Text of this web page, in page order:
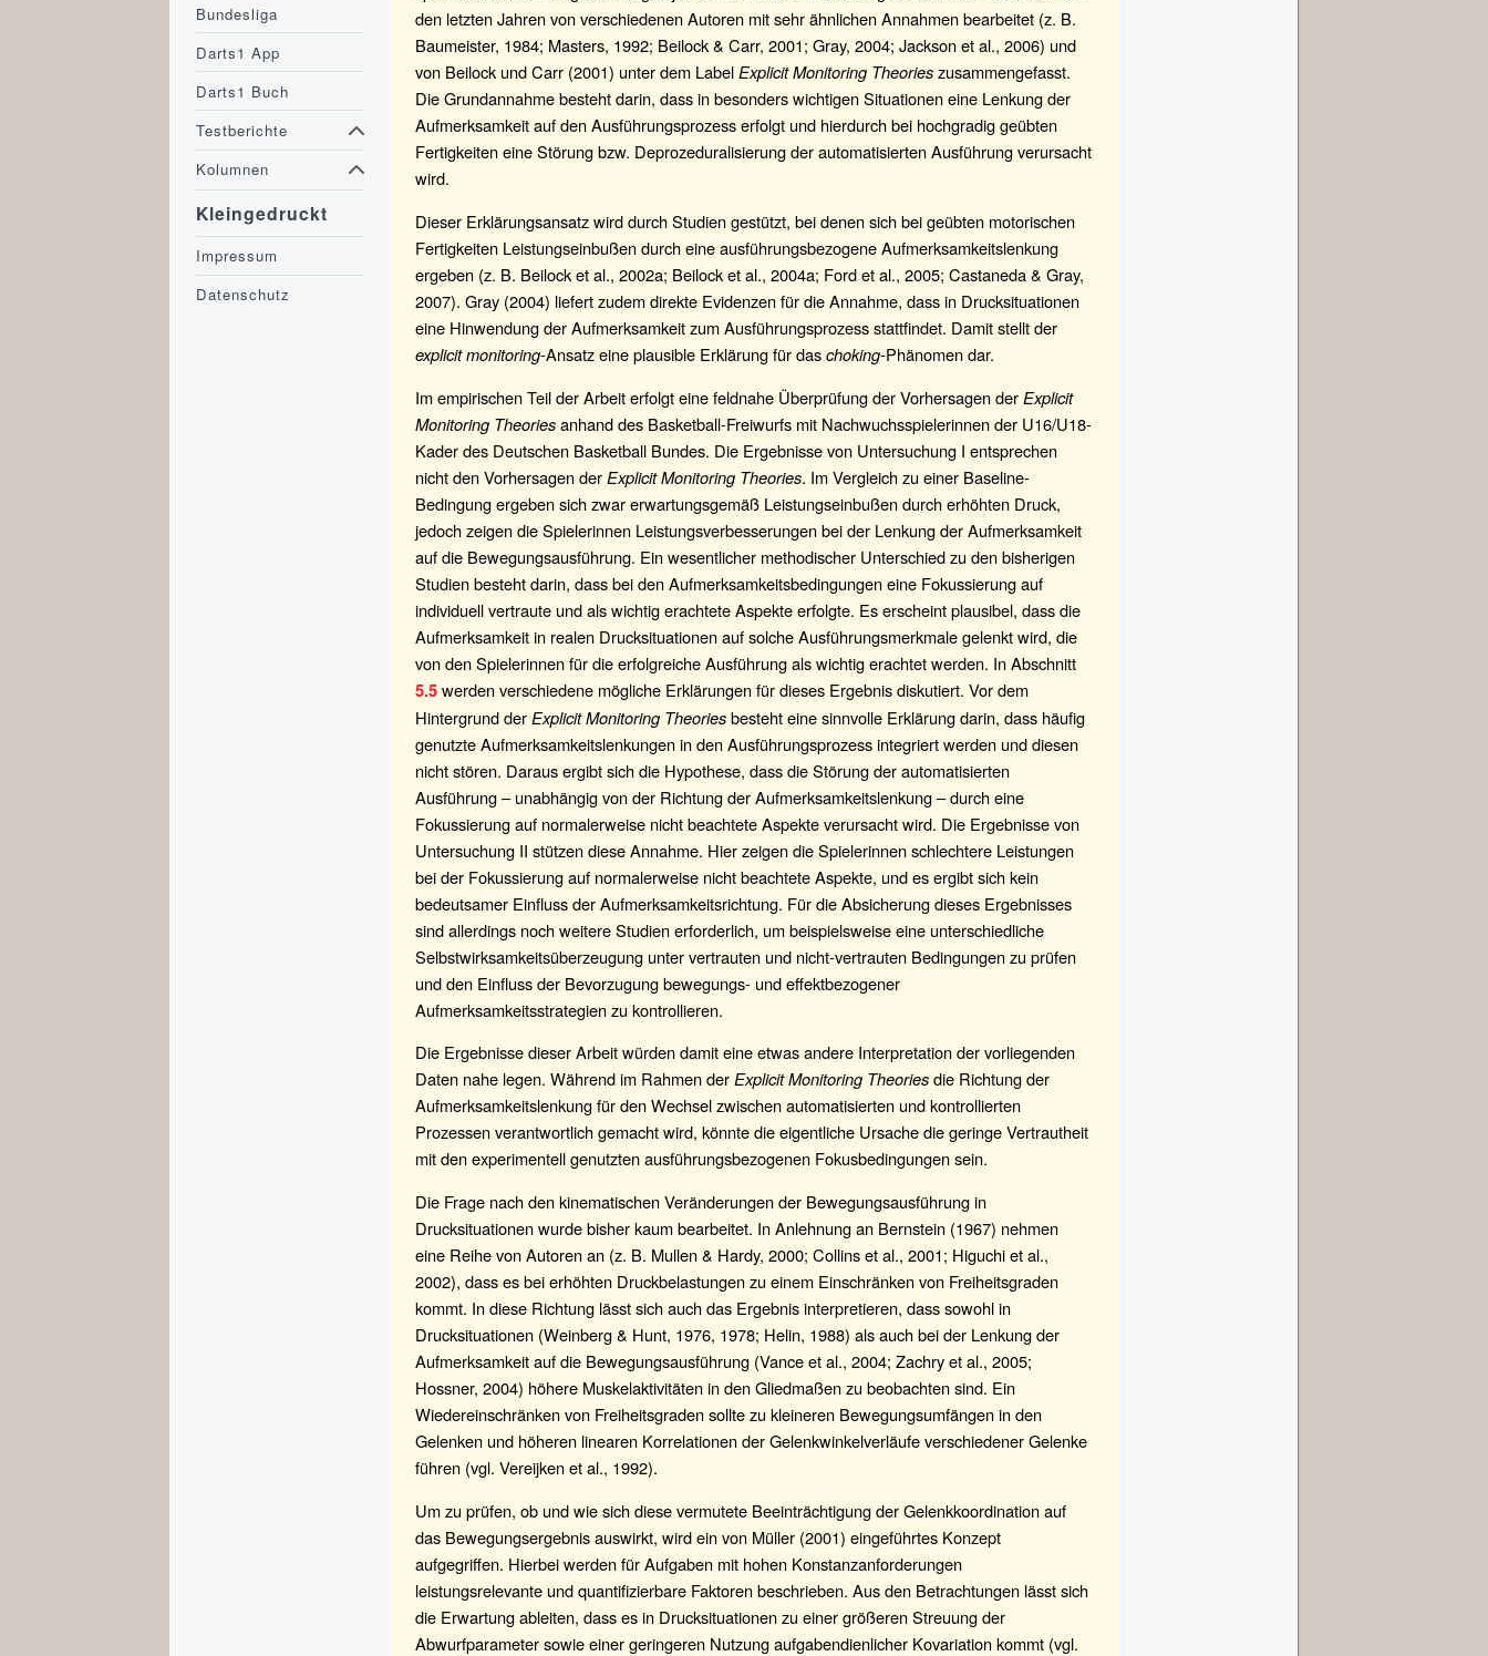
den letzten Jahren von verschiedenen Autoren mit sehr ähnlichen Annahmen bearbeitet (z. B.
Baumeister, 1984; Masters, 1992; Beilock & Carr, 2001; Gray, 2004; Jackson et al., 2006) und
von Beilock und Carr (2001) unter dem LabelExplicit Monitoring Theorieszusammengefasst.
Die Grundannahme besteht darin, dass in besonders wichtigen Situationen eine Lenkung der
Aufmerksamkeit auf den Ausführungsprozess erfolgt und hierdurch bei hochgradig geübten
Fertigkeiten eine Störung bzw. Deprozeduralisierung der automatisierten Ausführung verursacht
wird.
Dieser Erklärungsansatz wird durch Studien gestützt, bei denen sich bei geübten motorischen
Fertigkeiten Leistungseinbußen durch eine ausführungsbezogene Aufmerksamkeitslenkung
ergeben (z. B. Beilock et al., 2002a; Beilock et al., 2004a; Ford et al., 2005; Castaneda & Gray,
2007). Gray (2004) liefert zudem direkte Evidenzen für die Annahme, dass in Drucksituationen
eine Hinwendung der Aufmerksamkeit zum Ausführungsprozess stattfindet. Damit stellt der
explicit monitoring-Ansatz eine plausible Erklärung für daschoking-Phänomen dar.
Im empirischen Teil der Arbeit erfolgt eine feldnahe Überprüfung der Vorhersagen derExplicit
Monitoring Theoriesanhand des Basketball-Freiwurfs mit Nachwuchsspielerinnen der U16/U18-
Kader des Deutschen Basketball Bundes. Die Ergebnisse von Untersuchung I entsprechen
nicht den Vorhersagen derExplicit Monitoring Theories. Im Vergleich zu einer Baseline-
Bedingung ergeben sich zwar erwartungsgemäß Leistungseinbußen durch erhöhten Druck,
jedoch zeigen die Spielerinnen Leistungsverbesserungen bei der Lenkung der Aufmerksamkeit
auf die Bewegungsausführung. Ein wesentlicher methodischer Unterschied zu den bisherigen
Studien besteht darin, dass bei den Aufmerksamkeitsbedingungen eine Fokussierung auf
individuell vertraute und als wichtig erachtete Aspekte erfolgte. Es erscheint plausibel, dass die
Aufmerksamkeit in realen Drucksituationen auf solche Ausführungsmerkmale gelenkt wird, die
von den Spielerinnen für die erfolgreiche Ausführung als wichtig erachtet werden. In Abschnitt
5.5werden verschiedene mögliche Erklärungen für dieses Ergebnis diskutiert. Vor dem
Hintergrund derExplicit Monitoring Theoriesbesteht eine sinnvolle Erklärung darin, dass häufig
genutzte Aufmerksamkeitslenkungen in den Ausführungsprozess integriert werden und diesen
nicht stören. Daraus ergibt sich die Hypothese, dass die Störung der automatisierten
Ausführung – unabhängig von der Richtung der Aufmerksamkeitslenkung – durch eine
Fokussierung auf normalerweise nicht beachtete Aspekte verursacht wird. Die Ergebnisse von
Untersuchung II stützen diese Annahme. Hier zeigen die Spielerinnen schlechtere Leistungen
bei der Fokussierung auf normalerweise nicht beachtete Aspekte, und es ergibt sich kein
bedeutsamer Einfluss der Aufmerksamkeitsrichtung. Für die Absicherung dieses Ergebnisses
sind allerdings noch weitere Studien erforderlich, um beispielsweise eine unterschiedliche
Selbstwirksamkeitsüberzeugung unter vertrauten und nicht-vertrauten Bedingungen zu prüfen
und den Einfluss der Bevorzugung bewegungs- und effektbezogener
Aufmerksamkeitsstrategien zu kontrollieren.
Die Ergebnisse dieser Arbeit würden damit eine etwas andere Interpretation der vorliegenden
Daten nahe legen. Während im Rahmen derExplicit Monitoring Theoriesdie Richtung der
Aufmerksamkeitslenkung für den Wechsel zwischen automatisierten und kontrollierten
Prozessen verantwortlich gemacht wird, könnte die eigentliche Ursache die geringe Vertrautheit
mit den experimentell genutzten ausführungsbezogenen Fokusbedingungen sein.
Die Frage nach den kinematischen Veränderungen der Bewegungsausführung in
Drucksituationen wurde bisher kaum bearbeitet. In Anlehnung an Bernstein (1967) nehmen
eine Reihe von Autoren an (z. B. Mullen & Hardy, 2000; Collins et al., 2001; Higuchi et al.,
2002), dass es bei erhöhten Druckbelastungen zu einem Einschränken von Freiheitsgraden
kommt. In diese Richtung lässt sich auch das Ergebnis interpretieren, dass sowohl in
Drucksituationen (Weinberg & Hunt, 1976, 1978; Helin, 1988) als auch bei der Lenkung der
Aufmerksamkeit auf die Bewegungsausführung (Vance et al., 2004; Zachry et al., 2005;
Hossner, 2004) höhere Muskelaktivitäten in den Gliedmaßen zu beobachten sind. Ein
Wiedereinschränken von Freiheitsgraden sollte zu kleineren Bewegungsumfängen in den
Gelenken und höheren linearen Korrelationen der Gelenkwinkelverläufe verschiedener Gelenke
führen (vgl. Vereijken et al., 1992).
Um zu prüfen, ob und wie sich diese vermutete Beeinträchtigung der Gelenkkoordination auf
das Bewegungsergebnis auswirkt, wird ein von Müller (2001) eingeführtes Konzept
aufgegriffen. Hierbei werden für Aufgaben mit hohen Konstanzanforderungen
leistungsrelevante und quantifizierbare Faktoren beschrieben. Aus den Betrachtungen lässt sich
die Erwartung ableiten, dass es in Drucksituationen zu einer größeren Streuung der
Abwurfparameter sowie einer geringeren Nutzung aufgabendienlicher Kovariation kommt (vgl.
Bundesliga
Darts1 App
Darts1 Buch
Testberichte
Kolumnen
Kleingedruckt
Impressum
Datenschutz